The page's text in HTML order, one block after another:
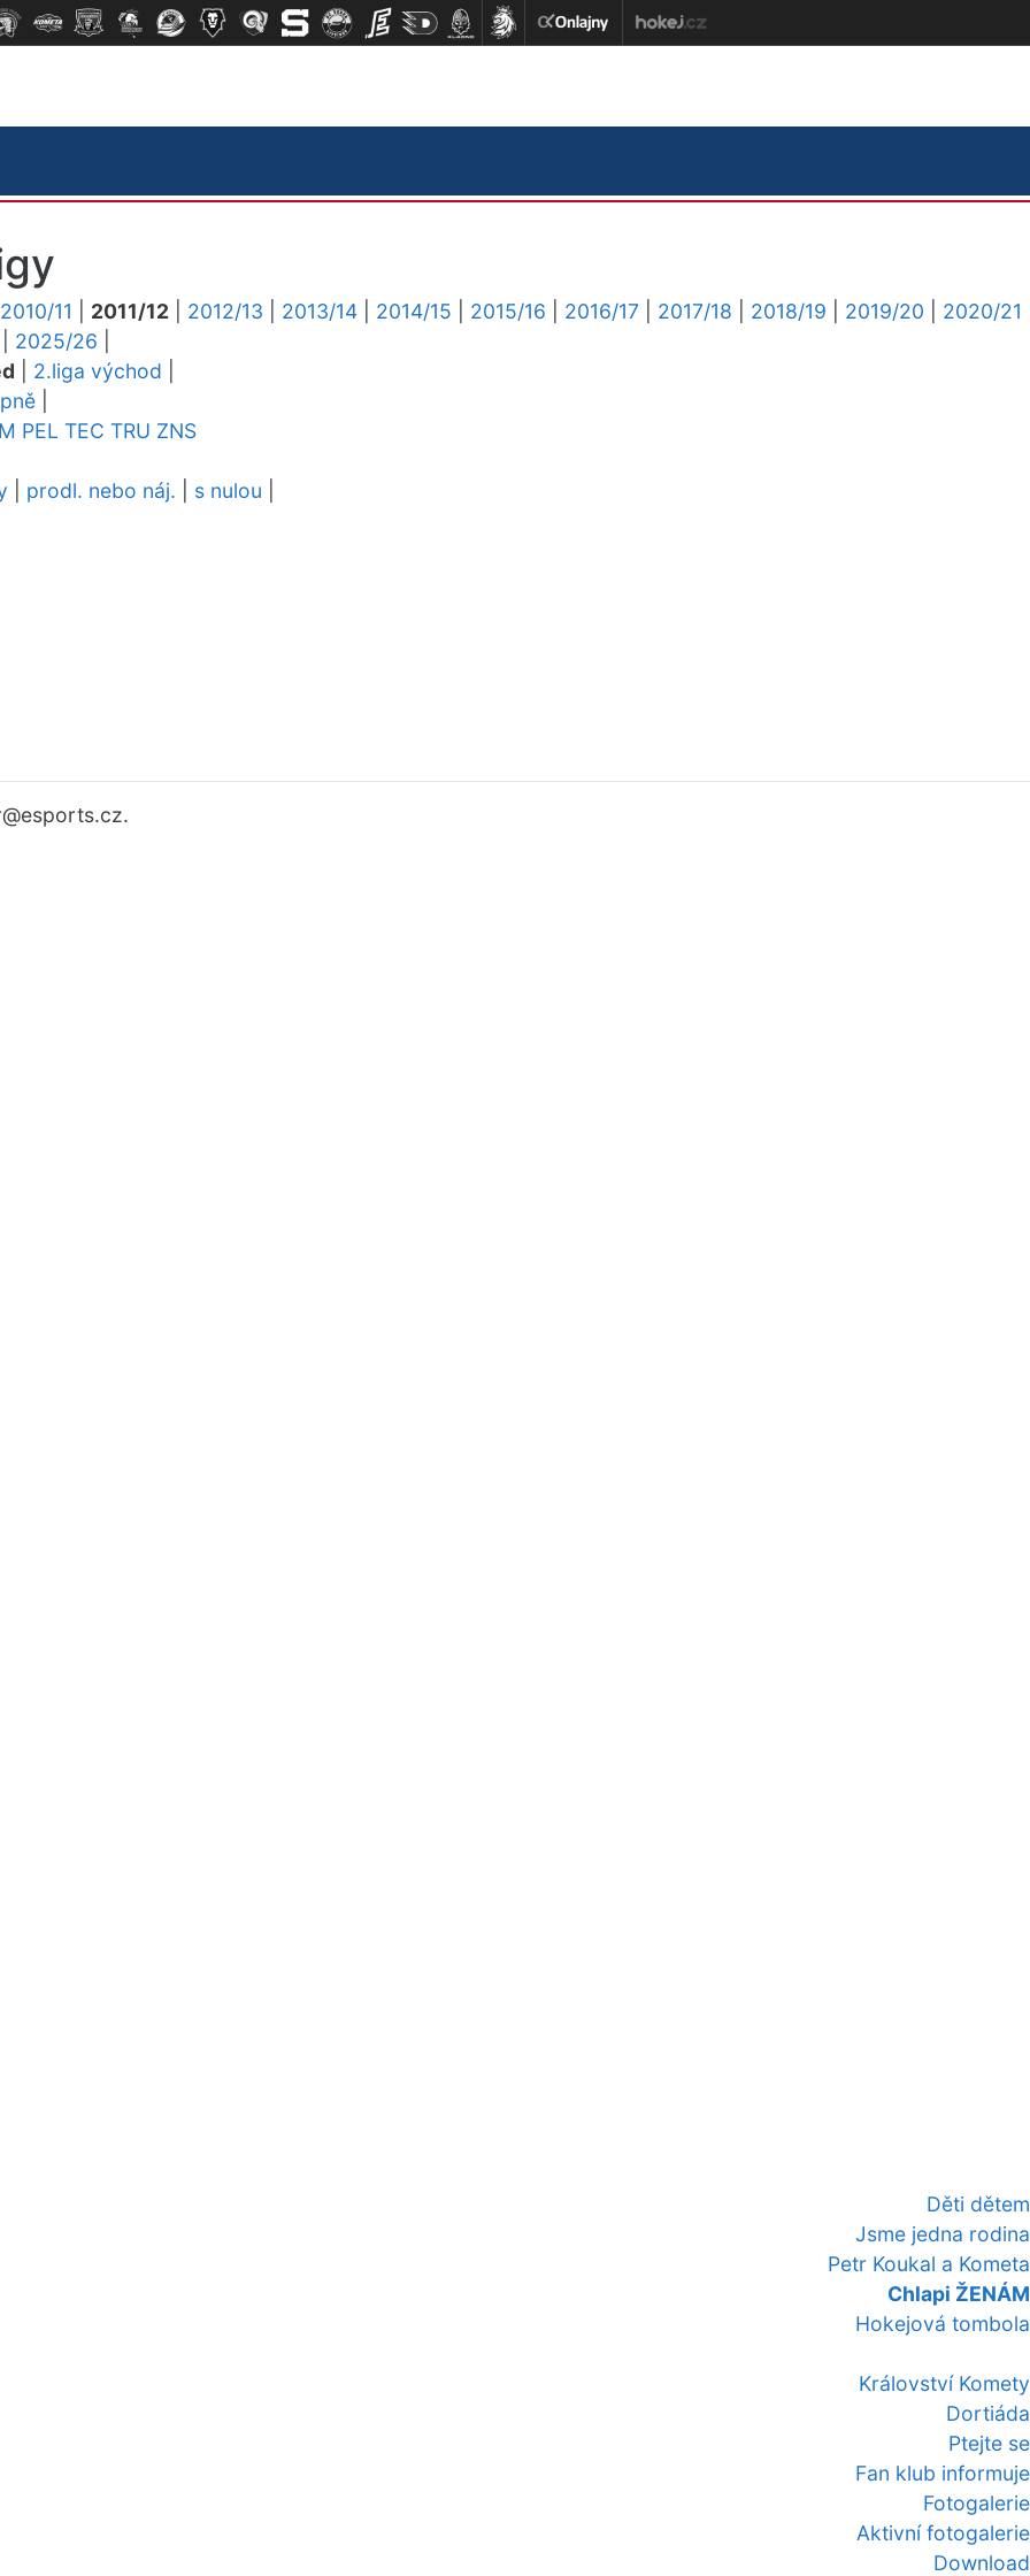
Děti dětem
Jsme jedna rodina
Petr Koukal a Kometa
Chlapi ŽENÁM
Hokejová tombola
Království Komety
Dortiáda
Ptejte se
Fan klub informuje
Fotogalerie
Aktivní fotogalerie
Download
2010/11 2011/12 2012/13 2013/14 2014/15 2015/16 2016/17 2017/18 2018/19 2019/20
2020/21
2025/26
2.liga východ
PEL TEC TRU ZNS
prodl. nebo náj. s nulou
@esports.cz.